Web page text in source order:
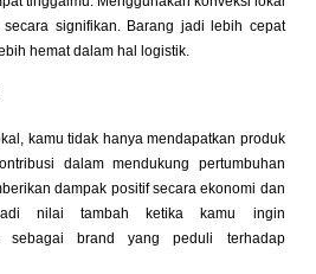
signifikan. Barang jadi lebih cepat
hemat dalam hal logistik.
kamu tidak hanya mendapatkan produk
dalam mendukung pertumbuhan
dampak positif secara ekonomi dan
nilai tambah ketika kamu ingin
sebagai brand yang peduli terhadap